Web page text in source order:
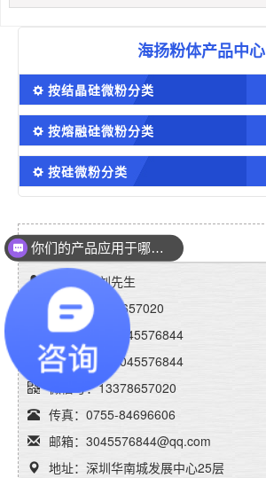
海扬粉体产品中心
按结晶硅微粉分类
按熔融硅微粉分类
按硅微粉分类
联系海扬粉体
联系人：刘先生
手机：13378657020
销售QQ1：3045576844
销售QQ2：3045576844
微信号：13378657020
传真：0755-84696606
邮箱：3045576844@qq.com
地址：深圳华南城发展中心25层
可以免费申请样品吗？